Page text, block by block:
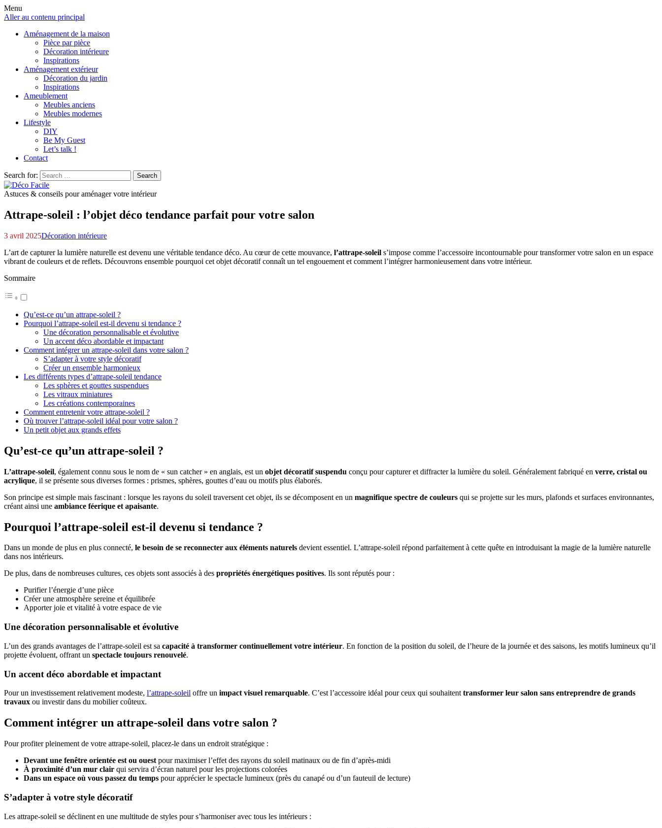
Menu
Aller au contenu principal
Aménagement de la maison
Pièce par pièce
Décoration intérieure
Inspirations
Aménagement extérieur
Décoration du jardin
Inspirations
Ameublement
Meubles anciens
Meubles modernes
Lifestyle
DIY
Be My Guest
Let’s talk !
Contact
Search for: Search
Astuces & conseils pour aménager votre intérieur
Attrape-soleil : l’objet déco tendance parfait pour votre salon
3 avril 2025Décoration intérieure
L’art de capturer la lumière naturelle est devenu une véritable tendance déco. Au cœur de cette mouvance, l’attrape-soleil s’impose comme l’accessoire incontournable pour transformer votre salon en un espace
vibrant de couleurs et de reflets. Découvrons ensemble pourquoi cet objet décoratif connaît un tel engouement et comment l’intégrer harmonieusement dans votre intérieur.
Sommaire
Qu’est-ce qu’un attrape-soleil ?
Pourquoi l’attrape-soleil est-il devenu si tendance ?
Une décoration personnalisable et évolutive
Un accent déco abordable et impactant
Comment intégrer un attrape-soleil dans votre salon ?
S’adapter à votre style décoratif
Créer un ensemble harmonieux
Les différents types d’attrape-soleil tendance
Les sphères et gouttes suspendues
Les vitraux miniatures
Les créations contemporaines
Comment entretenir votre attrape-soleil ?
Où trouver l’attrape-soleil idéal pour votre salon ?
Un petit objet aux grands effets
Qu’est-ce qu’un attrape-soleil ?
L’attrape-soleil, également connu sous le nom de « sun catcher » en anglais, est un objet décoratif suspendu conçu pour capturer et diffracter la lumière du soleil. Généralement fabriqué en verre, cristal ou
acrylique, il se présente sous diverses formes : prismes, sphères, gouttes d’eau ou motifs plus élaborés.
Son principe est simple mais fascinant : lorsque les rayons du soleil traversent cet objet, ils se décomposent en un magnifique spectre de couleurs qui se projette sur les murs, plafonds et surfaces environnantes,
créant ainsi une ambiance féerique et apaisante.
Pourquoi l’attrape-soleil est-il devenu si tendance ?
Dans un monde de plus en plus connecté, le besoin de se reconnecter aux éléments naturels devient essentiel. L’attrape-soleil répond parfaitement à cette quête en introduisant la magie de la lumière naturelle
dans nos intérieurs.
De plus, dans de nombreuses cultures, ces objets sont associés à des propriétés énergétiques positives. Ils sont réputés pour :
Purifier l’énergie d’une pièce
Créer une atmosphère sereine et équilibrée
Apporter joie et vitalité à votre espace de vie
Une décoration personnalisable et évolutive
L’un des grands avantages de l’attrape-soleil est sa capacité à transformer continuellement votre intérieur. En fonction de la position du soleil, de l’heure de la journée et des saisons, les motifs lumineux qu’il
projette évoluent, offrant un spectacle toujours renouvelé.
Un accent déco abordable et impactant
Pour un investissement relativement modeste, l’attrape-soleil offre un impact visuel remarquable. C’est l’accessoire idéal pour ceux qui souhaitent transformer leur salon sans entreprendre de grands
travaux ou investir dans du mobilier coûteux.
Comment intégrer un attrape-soleil dans votre salon ?
Pour profiter pleinement de votre attrape-soleil, placez-le dans un endroit stratégique :
Devant une fenêtre orientée est ou ouest pour maximiser l’effet des rayons du soleil matinaux ou de fin d’après-midi
À proximité d’un mur clair qui servira d’écran naturel pour les projections colorées
Dans un espace où vous passez du temps pour apprécier le spectacle lumineux (près du canapé ou d’un fauteuil de lecture)
S’adapter à votre style décoratif
Les attrape-soleil se déclinent en une multitude de styles pour s’harmoniser avec tous les intérieurs :